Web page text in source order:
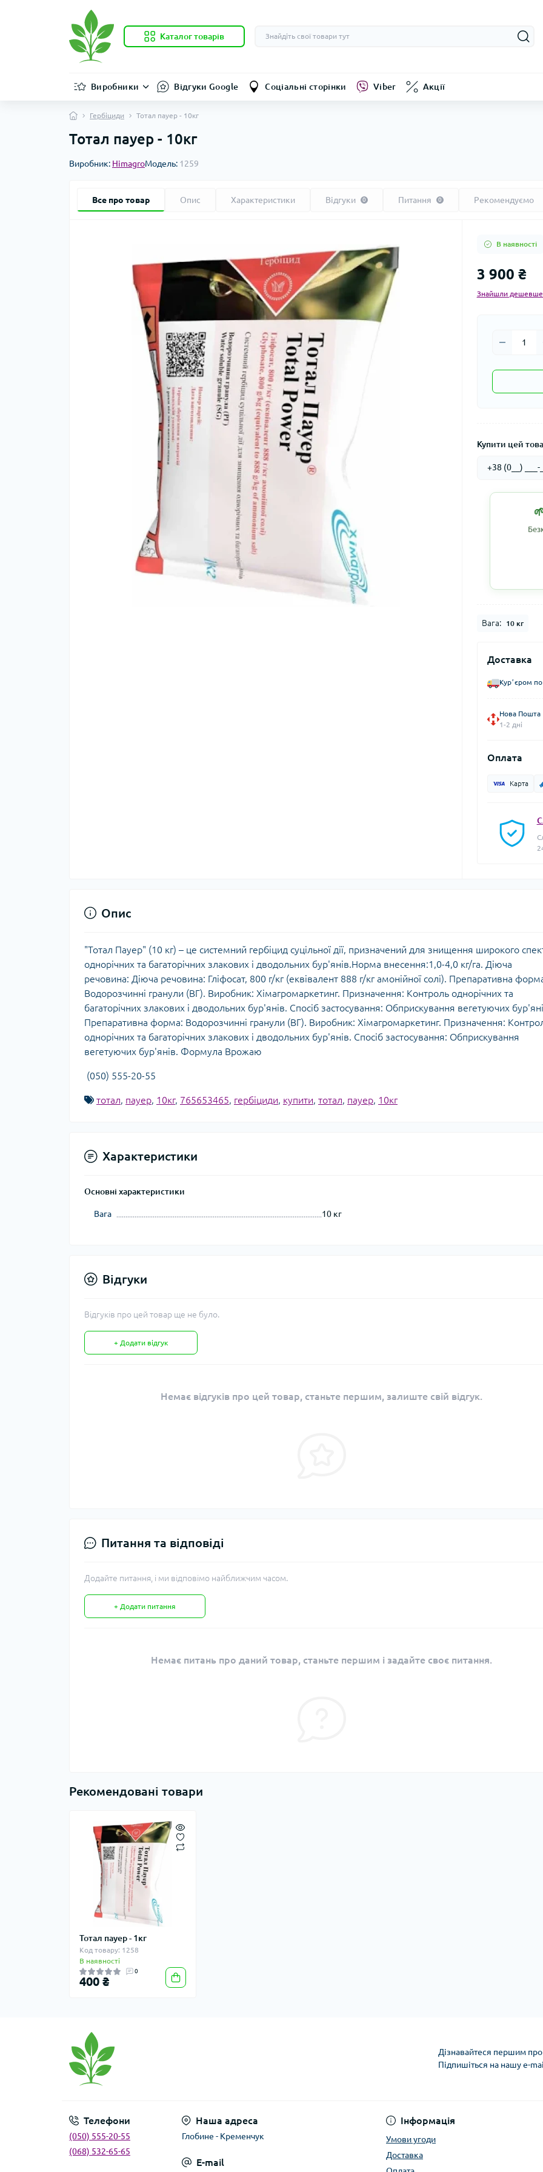
Каталог товарів
Виробники Відгуки Google Соціальні сторінки Viber Акції
Гербіциди Тотал пауер - 10кг
Тотал пауер - 10кг
Виробник: HimagroМодель: 1259
Все про товар Опис Характеристики Відгуки 0 Питання 0 Рекомендуємо
В наявності
3 900 ₴
Знайшли
Купити цей
Вага: 10 кг
Доставка
Курʼєром по
Нова Пошта
1-2 дні
Оплата
Карта
Опис
"Тотал Пауер" (10 кг) – це системний гербіцид суцільної дії, призначений для знищення широкого
однорічних та багаторічних злакових і дводольних бур'янів.Норма внесення:1,0-4,0 кг/га. Діюча
речовина: Діюча речовина: Гліфосат, 800 г/кг (еквівалент 888 г/кг амонійної солі). Препаративна
Водорозчинні гранули (ВГ). Виробник: Хімагромаркетинг. Призначення: Контроль однорічних та
багаторічних злакових і дводольних бур'янів. Спосіб застосування: Обприскування вегетуючих
Препаративна форма: Водорозчинні гранули (ВГ). Виробник: Хімагромаркетинг. Призначення:
однорічних та багаторічних злакових і дводольних бур'янів. Спосіб застосування: Обприскування
вегетуючих бур'янів. Формула Врожаю
(050) 555-20-55
тотал, пауер, 10кг, 765653465, гербіциди, купити, тотал, пауер, 10кг
Характеристики
Основні характеристики
Вага 10 кг
Відгуки
Відгуків про цей товар ще не було.
+ Додати відгук
Немає відгуків про цей товар, станьте першим, залиште свій відгук.
Питання та відповіді
Додайте питання, і ми відповімо найближчим часом.
+ Додати питання
Немає питань про даний товар, станьте першим і задайте своє питання.
Рекомендовані товари
Тотал пауер - 1кг
Код товару: 1258
В наявності
0
400 ₴
Дізнавайтеся першим про
Підпишіться на нашу e-
Телефони
(050) 555-20-55
(068) 532-65-65
Наша адреса
Глобине - Кременчук
E-mail
Інформація
Умови угоди
Доставка